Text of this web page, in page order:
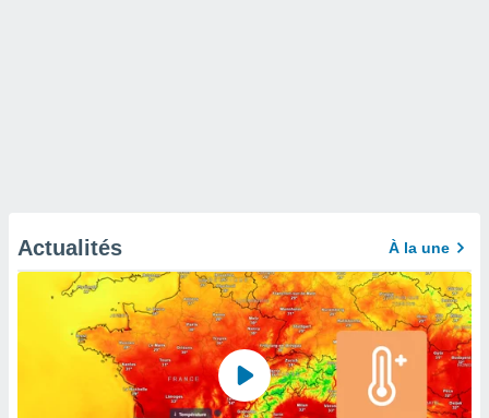
Actualités À la une